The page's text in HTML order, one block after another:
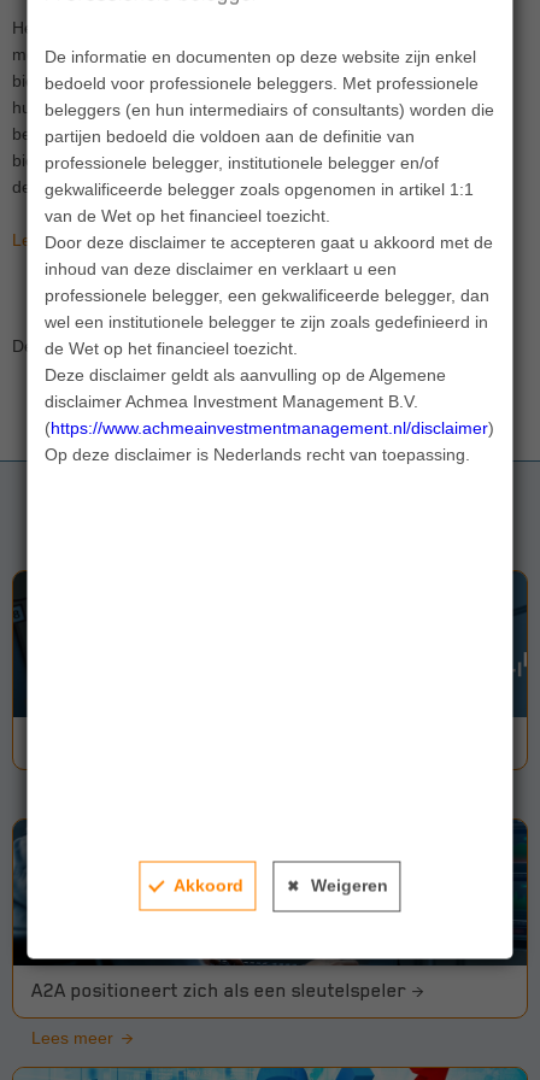
De informatie en documenten op deze website zijn enkel
bedoeld voor professionele beleggers. Met professionele
beleggers (en hun intermediairs of consultants) worden die
partijen bedoeld die voldoen aan de definitie van
professionele belegger, institutionele belegger en/of
gekwalificeerde belegger zoals opgenomen in artikel 1:1
van de Wet op het financieel toezicht.
Door deze disclaimer te accepteren gaat u akkoord met de
inhoud van deze disclaimer en verklaart u een
professionele belegger, een gekwalificeerde belegger, dan
wel een institutionele belegger te zijn zoals gedefinieerd in
de Wet op het financieel toezicht.
Deze disclaimer geldt als aanvulling op de Algemene
disclaimer Achmea Investment Management B.V.
(https://www.achmeainvestmentmanagement.nl/disclaimer).
Op deze disclaimer is Nederlands recht van toepassing.
Akkoord Weigeren
Het thema biodiversiteit staat momenteel hoog op de agenda van
menig impactbelegger en pensioenfondsbestuurder. Verlies aan
biodiversiteit heeft een zware impact op onze samenleving als de
huidige negatieve trend niet wordt doorbroken. De belangrijkste
beleggingscategorieën waarmee een directe impact op
biodiversiteit kan worden nagestreefd zijn: private equity, private
debt, bosbouw en landbouw.
Lees er hier alles over (pdf)
Delen:
A2A positioneert zich als een sleutelspeler
Lees meer